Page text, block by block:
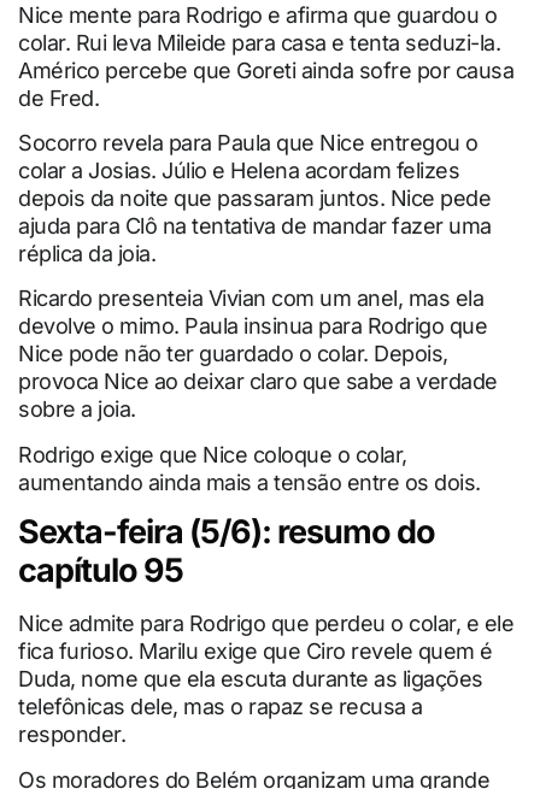
Nice mente para Rodrigo e afirma que guardou o
colar. Rui leva Mileide para casa e tenta seduzi-la.
Américo percebe que Goreti ainda sofre por causa
de Fred.
Socorro revela para Paula que Nice entregou o
colar a Josias. Júlio e Helena acordam felizes
depois da noite que passaram juntos. Nice pede
ajuda para Clô na tentativa de mandar fazer uma
réplica da joia.
Ricardo presenteia Vivian com um anel, mas ela
devolve o mimo. Paula insinua para Rodrigo que
Nice pode não ter guardado o colar. Depois,
provoca Nice ao deixar claro que sabe a verdade
sobre a joia.
Rodrigo exige que Nice coloque o colar,
aumentando ainda mais a tensão entre os dois.
Sexta-feira (5/6): resumo do
capítulo 95
Nice admite para Rodrigo que perdeu o colar, e ele
fica furioso. Marilu exige que Ciro revele quem é
Duda, nome que ela escuta durante as ligações
telefônicas dele, mas o rapaz se recusa a
responder.
Os moradores do Belém organizam uma grande